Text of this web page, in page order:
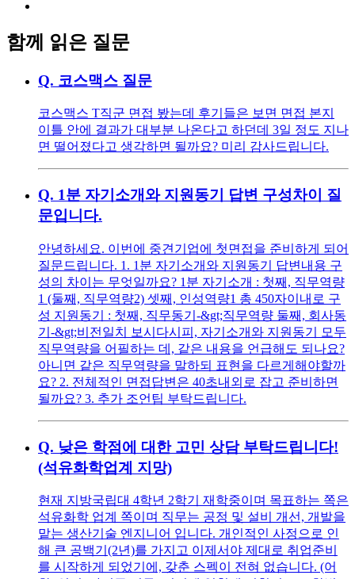
함께 읽은 질문
Q. 코스맥스 질문
코스맥스 T직군 면접 봤는데 후기들은 보면 면접 본지
이틀 안에 결과가 대부분 나온다고 하던데 3일 정도 지나
면 떨어졌다고 생각하면 될까요? 미리 감사드립니다.
Q. 1분 자기소개와 지원동기 답변 구성차이 질
문입니다.
안녕하세요. 이번에 중견기업에 첫면접을 준비하게 되어
질문드립니다. 1. 1분 자기소개와 지원동기 답변내용 구
성의 차이는 무엇일까요? 1분 자기소개 : 첫째, 직무역량
1 (둘째, 직무역량2) 셋째, 인성역량1 총 450자이내로 구
성 지원동기 : 첫째, 직무동기-&gt;직무역량 둘째, 회사동
기-&gt;비전일치 보시다시피, 자기소개와 지원동기 모두
직무역량을 어필하는 데, 같은 내용을 언급해도 되나요?
아니면 같은 직무역량을 말하되 표현을 다르게해야할까
요? 2. 전체적인 면접답변은 40초내외로 잡고 준비하면
될까요? 3. 추가 조언팁 부탁드립니다.
Q. 낮은 학점에 대한 고민 상담 부탁드립니다!
(석유화학업계 지망)
현재 지방국립대 4학년 2학기 재학중이며 목표하는 쪽은
석유화학 업계 쪽이며 직무는 공정 및 설비 개선, 개발을
맡는 생산기술 엔지니어 입니다. 개인적인 사정으로 인
해 큰 공백기(2년)를 가지고 이제서야 제대로 취업준비
를 시작하게 되었기에, 갖춘 스펙이 전혀 없습니다. (어